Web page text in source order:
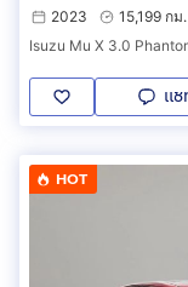
2023
15,199 กม.
Isuzu Mu X 3.0
แช
HOT